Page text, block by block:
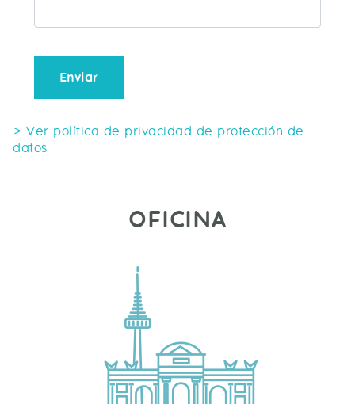
Enviar
> Ver política de privacidad de protección de
datos
OFICINA